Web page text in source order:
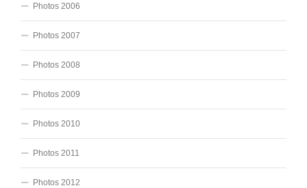
Photos 2006
Photos 2007
Photos 2008
Photos 2009
Photos 2010
Photos 2011
Photos 2012